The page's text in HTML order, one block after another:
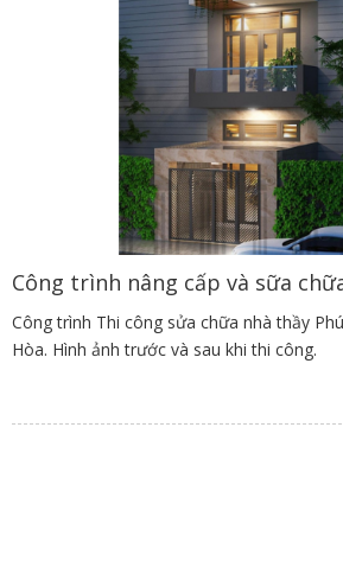
Chuyên tư vấn - Thiết kế -
Sửa chữa
Nhà phố, biệt thự, văn
xưởng...
Giá rẻ - Uy Tín - Chất Lượng
Trụ sở: Số 35/211, tổ
Dài, TP.Biên Hoà, Tỉnh
Văn phòng làm việc:Đường số
P.Trảng Dài, Biên Hòa,
Website :
:
: 0974 775 625
Công trình nâng cấp và sữa
Công trình Thi công sửa chữa nhà thầy
Hòa. Hình ảnh trước và sau khi thi công.